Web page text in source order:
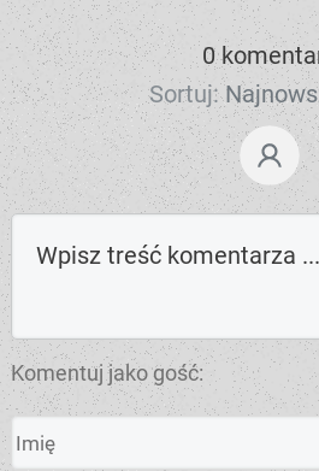
0
Sortuj:
Komentuj jako gość: